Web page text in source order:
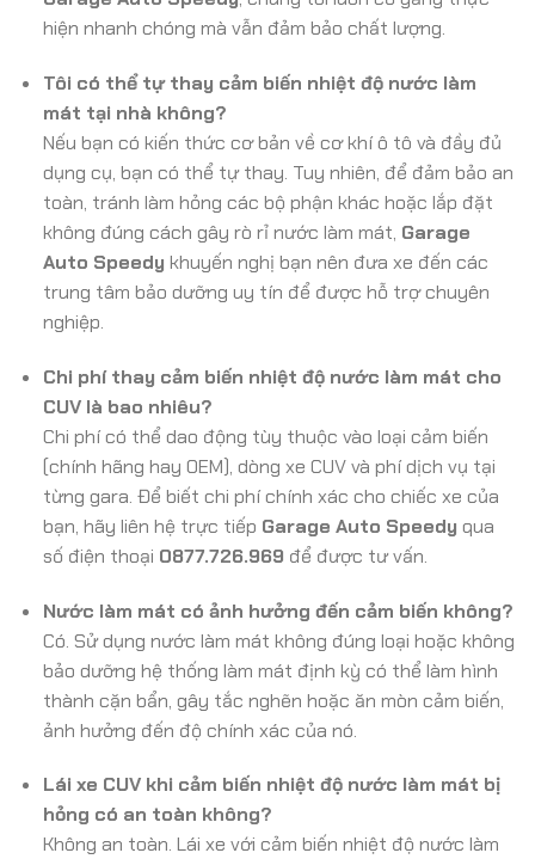
hiện nhanh chóng mà vẫn đảm bảo chất lượng.
Tôi có thể tự thay cảm biến nhiệt độ nước làm
mát tại nhà không?
Nếu bạn có kiến thức cơ bản về cơ khí ô tô và đầy đủ
dụng cụ, bạn có thể tự thay. Tuy nhiên, để đảm bảo an
toàn, tránh làm hỏng các bộ phận khác hoặc lắp đặt
không đúng cách gây rò rỉ nước làm mát, Garage
Auto Speedy khuyến nghị bạn nên đưa xe đến các
trung tâm bảo dưỡng uy tín để được hỗ trợ chuyên
nghiệp.
Chi phí thay cảm biến nhiệt độ nước làm mát cho
CUV là bao nhiêu?
Chi phí có thể dao động tùy thuộc vào loại cảm biến
(chính hãng hay OEM), dòng xe CUV và phí dịch vụ tại
từng gara. Để biết chi phí chính xác cho chiếc xe của
bạn, hãy liên hệ trực tiếp Garage Auto Speedy qua
số điện thoại 0877.726.969 để được tư vấn.
Nước làm mát có ảnh hưởng đến cảm biến không?
Có. Sử dụng nước làm mát không đúng loại hoặc không
bảo dưỡng hệ thống làm mát định kỳ có thể làm hình
thành cặn bẩn, gây tắc nghẽn hoặc ăn mòn cảm biến,
ảnh hưởng đến độ chính xác của nó.
Lái xe CUV khi cảm biến nhiệt độ nước làm mát bị
hỏng có an toàn không?
Không an toàn. Lái xe với cảm biến nhiệt độ nước làm